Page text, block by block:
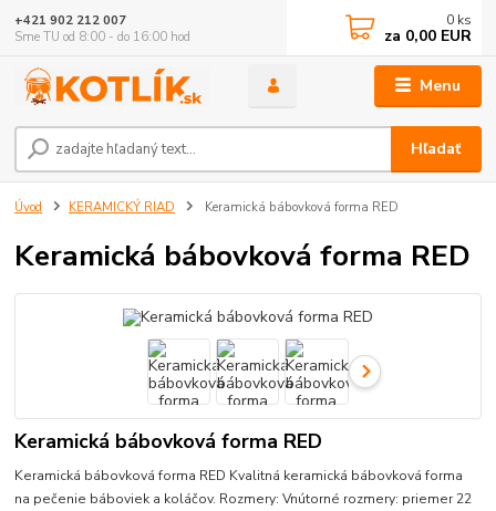
Menu
Hľadať
+421 902 212 007
Sme TU od 8:00 - do 16:00 hod
0 ks
za 0,00 EUR
Úvod KERAMICKÝ RIAD Keramická bábovková forma RED
Keramická bábovková forma RED
Keramická bábovková forma RED
Keramická bábovková forma RED Kvalitná keramická bábovková forma
na pečenie báboviek a koláčov. Rozmery: Vnútorné rozmery: priemer 22